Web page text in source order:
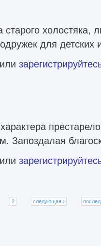
холостяка,
для детских
или
Запоздалая
или
2 следующая ›